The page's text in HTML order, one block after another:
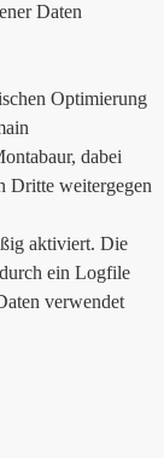
Daten
Optimierung
dabei
Dritte weitergegen
aktiviert. Die
ein Logfile
verwendet